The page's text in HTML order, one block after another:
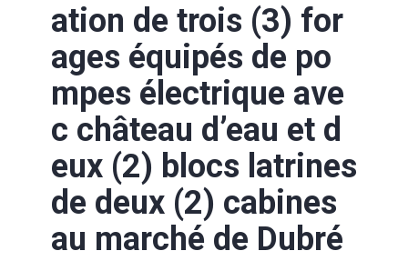
ation de trois (3) for
ages équipés de po
mpes électrique ave
c château d’eau et d
eux (2) blocs latrines
de deux (2) cabines
au marché de Dubré